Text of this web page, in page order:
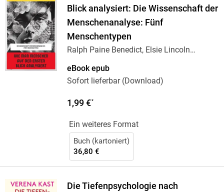
Blick analysiert: Die Wissenschaft der
Menschenanalyse: Fünf
Menschentypen
Ralph Paine Benedict, Elsie Lincoln
eBook epub
Sofort lieferbar (Download)
1,99 €*
Ein weiteres Format
Buch (kartoniert)
36,80 €
Die Tiefenpsychologie nach